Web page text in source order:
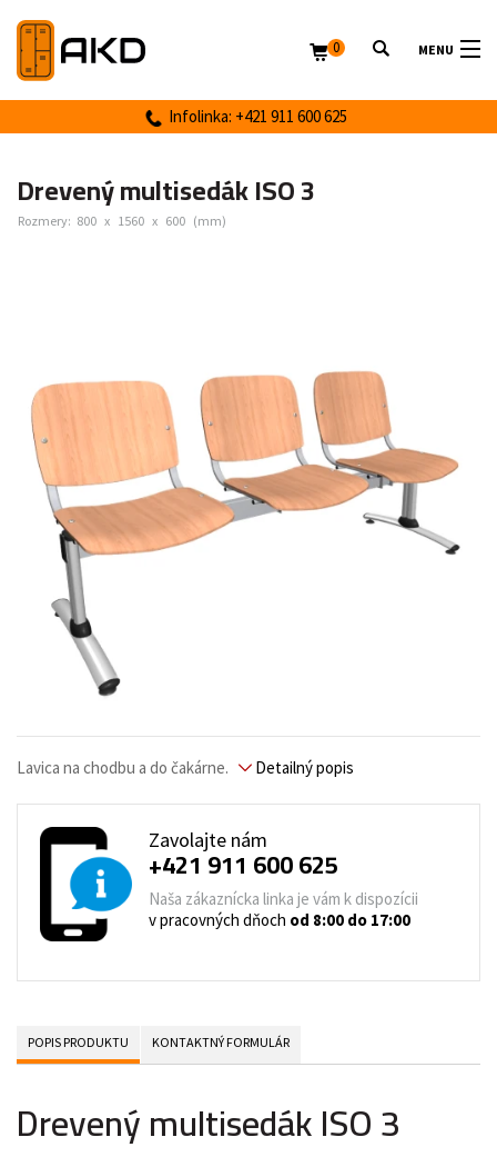
MENU
Infolinka: +421 911 600 625
0
Drevený multisedák ISO 3
Rozmery: 800 x 1560 x 600 (mm)
Lavica na chodbu a do čakárne. Detailný popis
Zavolajte nám
+421 911 600 625
Naša zákaznícka linka je vám k dispozícii
v pracovných dňoch od 8:00 do 17:00
POPIS PRODUKTU KONTAKTNÝ FORMULÁR
Drevený multisedák ISO 3